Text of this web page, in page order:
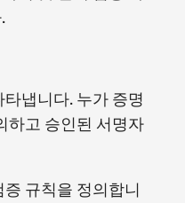
냅니다. 누가 증명
하고 승인된 서명자
규칙을 정의합니